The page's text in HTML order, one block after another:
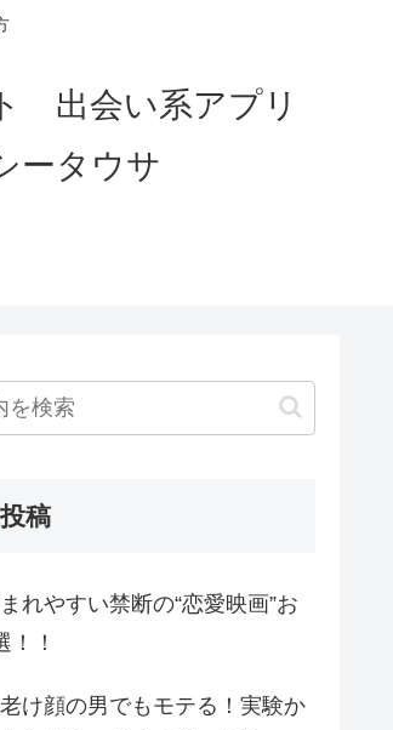
ト 出会い系アプリ
ータウサ
稿
れやすい禁断の“恋愛映画”お
！！
け顔の男でもモテる！実験か